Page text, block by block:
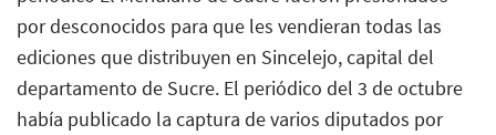
por desconocidos para que les vendieran todas las
ediciones que distribuyen en Sincelejo, capital del
departamento de Sucre. El periódico del 3 de octubre
había publicado la captura de varios diputados por